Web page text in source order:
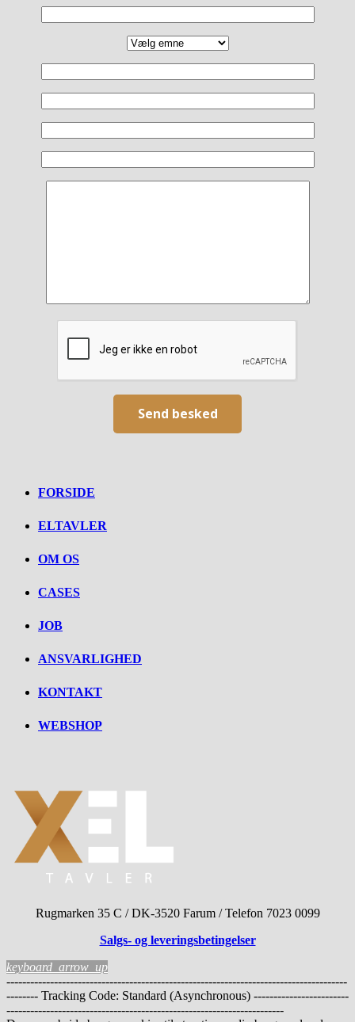
FORSIDE
ELTAVLER
OM OS
CASES
JOB
ANSVARLIGHED
KONTAKT
WEBSHOP
Rugmarken 35 C / DK-3520 Farum / Telefon 7023 0099
Salgs- og leveringsbetingelser
keyboard_arrow_up
--------------------------------------------------------------------------------------
-------- Tracking Code: Standard (Asynchronous) ------------------------
----------------------------------------------------------------------